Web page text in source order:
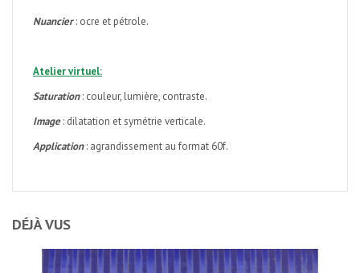
Nuancier : ocre et pétrole.
Atelier virtuel:
Saturation : couleur, lumière, contraste.
Image: dilatation et symétrie verticale.
Application: agrandissement au format 60f.
DÉJÀ VUS